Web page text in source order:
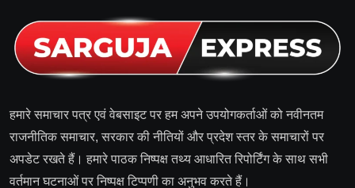
हमारे समाचार पत्र एवं वेबसाइट पर हम अपने उपयोगकर्ताओं को नवीनतम
राजनीतिक समाचार, सरकार की नीतियों और प्रदेश स्तर के समाचारों पर
अपडेट रखते हैं। हमारे पाठक निष्पक्ष तथ्य आधारित रिपोर्टिंग के साथ सभी
वर्तमान घटनाओं पर निष्पक्ष टिप्पणी का अनुभव करते हैं।